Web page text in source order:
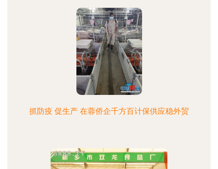
抓防疫 促生产 在蓉侨企千方百计保供应稳外贸